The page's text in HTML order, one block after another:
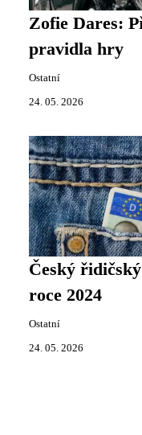
Zofie Dares:
pravidla hry
Ostatní
24. 05. 2026
Český
roce 2024
Ostatní
24. 05. 2026